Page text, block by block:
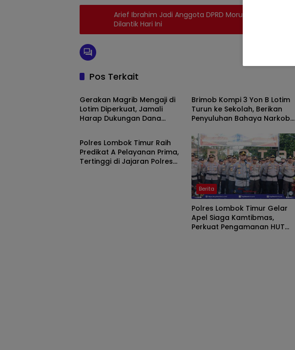
Arief Ibrahim Jadi Anggota DPRD Morut Termuda Yang
Dilantik Hari Ini
Pos Terkait
Berita
Gerakan Magrib Mengaji di
Lotim Diperkuat, Jamali
Harap Dukungan Dana
Brimob Kompi 3 Yon B Lotim
Turun ke Sekolah, Berikan
Penyuluhan Bahaya Narkoba
Benteng
Berita
Polres Lombok Timur Raih
Predikat A Pelayanan Prima,
Tertinggi di Jajaran Polres
Berita
Polres Lombok Timur Gelar
Apel Siaga Kamtibmas,
Perkuat Pengamanan HUT